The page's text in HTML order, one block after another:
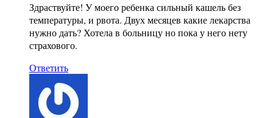
Здраствуйте! У моего ребенка сильный кашель без
температуры, и рвота. Двух месяцев какие лекарства
нужно дать? Хотела в больницу но пока у него нету
страхового.
Ответить